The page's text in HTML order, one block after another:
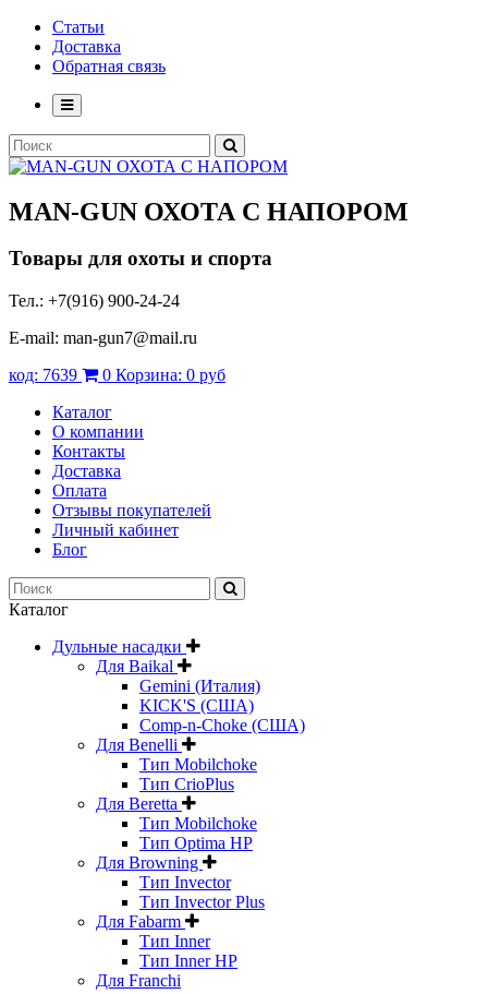
Статьи
Доставка
Обратная связь
MAN-GUN ОХОТА С НАПОРОМ
Товары для охоты и спорта
Тел.: +7(916) 900-24-24
E-mail: man-gun7@mail.ru
код: 7639 0 Корзина: 0 руб
Каталог
О компании
Контакты
Доставка
Оплата
Отзывы покупателей
Личный кабинет
Блог
Каталог
Дульные насадки
Для Baikal
Gemini (Италия)
KICK'S (США)
Comp-n-Choke (США)
Для Benelli
Тип Mobilchoke
Тип CrioPlus
Для Beretta
Тип Mobilchoke
Тип Optima HP
Для Browning
Тип Invector
Тип Invector Plus
Для Fabarm
Тип Inner
Тип Inner HP
Для Franchi